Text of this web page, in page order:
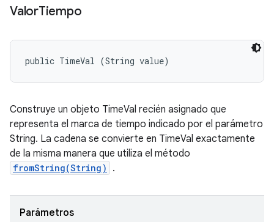
ValorTiempo
public TimeVal (String value)
Construye un objeto TimeVal recién asignado que
representa el marca de tiempo indicado por el parámetro
String. La cadena se convierte en TimeVal exactamente
de la misma manera que utiliza el método
fromString(String) .
Parámetros